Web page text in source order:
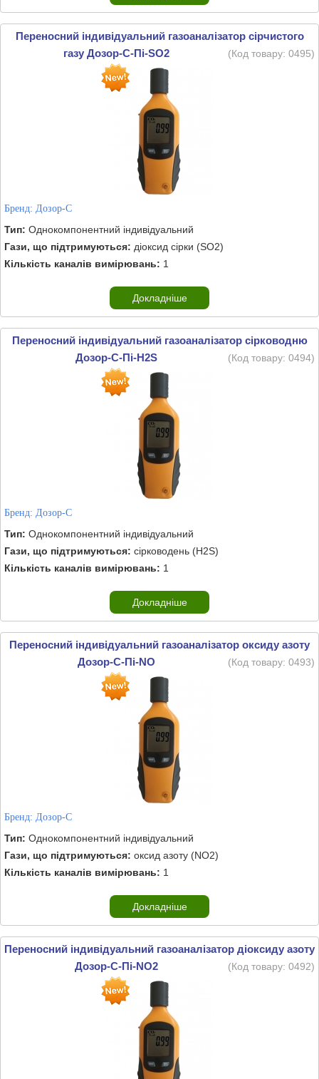
Переносний індивідуальний газоаналізатор сірчистого
газу Дозор-С-Пі-SO2
(Код товару: 0495)
Бренд: Дозор-С
Тип: Однокомпонентний індивідуальний
Гази, що підтримуються: діоксид сірки (SO2)
Кількість каналів вимірювань: 1
Докладніше
Переносний індивідуальний газоаналізатор сірководню
Дозор-С-Пі-H2S
(Код товару: 0494)
Бренд: Дозор-С
Тип: Однокомпонентний індивідуальний
Гази, що підтримуються: сірководень (H2S)
Кількість каналів вимірювань: 1
Докладніше
Переносний індивідуальний газоаналізатор оксиду азоту
Дозор-С-Пі-NO
(Код товару: 0493)
Бренд: Дозор-С
Тип: Однокомпонентний індивідуальний
Гази, що підтримуються: оксид азоту (NO2)
Кількість каналів вимірювань: 1
Докладніше
Переносний індивідуальний газоаналізатор діоксиду азоту
Дозор-С-Пі-NO2
(Код товару: 0492)